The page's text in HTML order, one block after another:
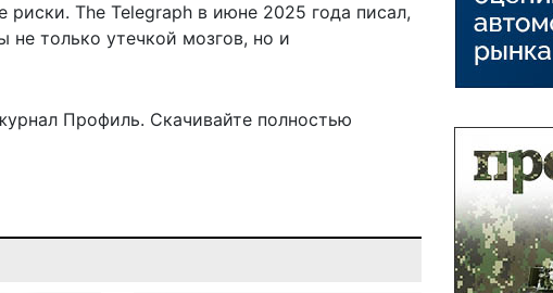
The Telegraph в июне 2025 года писал,
не только утечкой мозгов, но и
Профиль. Скачивайте полностью